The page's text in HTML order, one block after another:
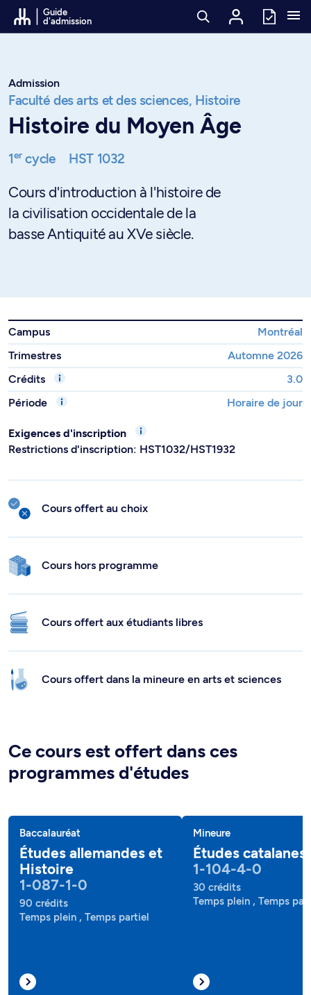
Passer au contenu
Guide
d'admission
Admission
Faculté des arts et des sciences, Histoire
Histoire du Moyen Âge
1ercycle HST 1032
Cours d'introduction à l'histoire de
la civilisation occidentale de la
basse Antiquité au XVe siècle.
Campus
Montréal
Trimestres
Automne 2026
Crédits
3.0
Période
Horaire de jour
Exigences d'inscription
Restrictions d'inscription: HST1032/HST1932
Cours offert au choix
Cours hors programme
Cours offert aux étudiants libres
Cours offert dans la mineure en arts et sciences
Ce cours est offert dans ces
programmes d'études
Baccalauréat
Études allemandes et
Histoire
1-087-1-0
90 crédits
Temps plein , Temps partiel
Mineure
Études catalanes
1-104-4-0
30 crédits
Temps plein , Temps